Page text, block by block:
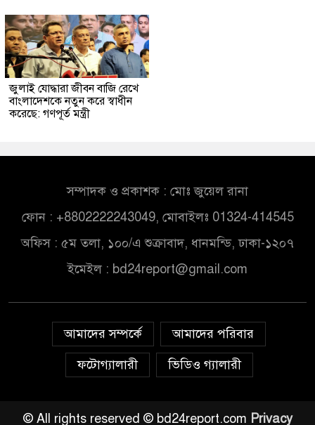
জুলাই যোদ্ধারা জীবন বাজি রেখে
বাংলাদেশকে নতুন করে স্বাধীন
করেছে: গণপূর্ত মন্ত্রী
সম্পাদক ও প্রকাশক : মোঃ জুয়েল রানা
ফোন : +8802222243049, মোবাইলঃ 01324-414545
অফিস : ৫ম তলা, ১০০/এ শুক্রাবাদ, ধানমন্ডি, ঢাকা-১২০৭
ইমেইল : bd24report@gmail.com
আমাদের সম্পর্কে
আমাদের পরিবার
ফটোগ্যালারী
ভিডিও গ্যালারী
© All rights reserved © bd24report.com Privacy